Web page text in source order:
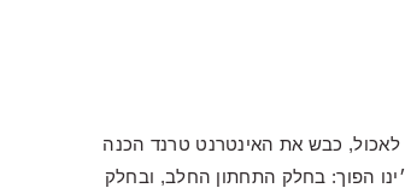
לאכול, כבש את האינטרנט טרנד הכנה
הפוך: בחלק התחתון החלב, ובחלק